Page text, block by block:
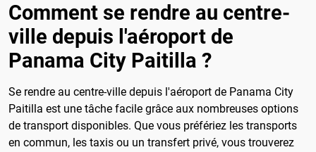
Comment se rendre au centre-
ville depuis l'aéroport de
Panama City Paitilla ?
Se rendre au centre-ville depuis l'aéroport de Panama City
Paitilla est une tâche facile grâce aux nombreuses options
de transport disponibles. Que vous préfériez les transports
en commun, les taxis ou un transfert privé, vous trouverez